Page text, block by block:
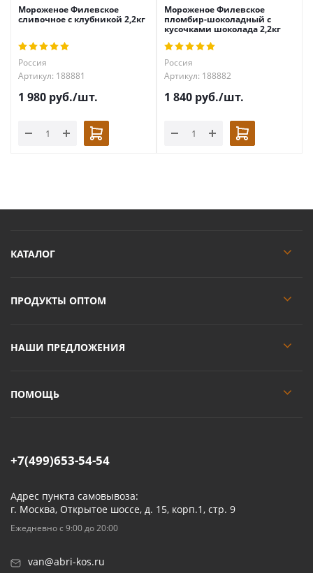
Мороженое Филевское
сливочное с клубникой 2,2кг
Россия
Артикул: 188881
1 980 руб./шт.
Мороженое Филевское
пломбир-шоколадный с
кусочками шоколада 2,2кг
Россия
Артикул: 188882
1 840 руб./шт.
КАТАЛОГ
ПРОДУКТЫ ОПТОМ
НАШИ ПРЕДЛОЖЕНИЯ
ПОМОЩЬ
+7(499)653-54-54
Адрес пункта самовывоза:
г. Москва, Открытое шоссе, д. 15, корп.1, стр. 9
Ежедневно с 9:00 до 20:00
van@abri-kos.ru